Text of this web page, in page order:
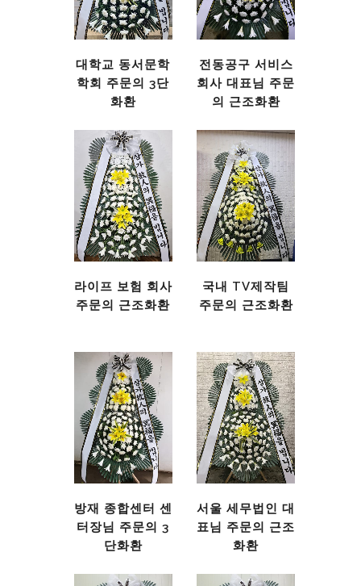
대학교 동서문학
학회 주문의 3단
화환
전동공구 서비스
회사 대표님 주문
의 근조화환
라이프 보험 회사
주문의 근조화환
국내 TV제작팀
주문의 근조화환
방재 종합센터 센
터장님 주문의 3
단화환
서울 세무법인 대
표님 주문의 근조
화환